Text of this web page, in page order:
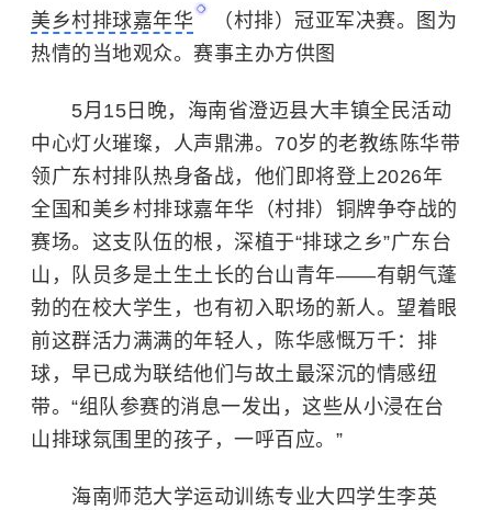
美乡村排球嘉年华
（村排）冠亚军决赛。图为
热情的当地观众。赛事主办方供图
5月15日晚，海南省澄迈县大丰镇全民活动
中心灯火璀璨，人声鼎沸。70岁的老教练陈华带
领广东村排队热身备战，他们即将登上2026年
全国和美乡村排球嘉年华（村排）铜牌争夺战的
赛场。这支队伍的根，深植于“排球之乡”广东台
山，队员多是土生土长的台山青年——有朝气蓬
勃的在校大学生，也有初入职场的新人。望着眼
前这群活力满满的年轻人，陈华感慨万千：排
球，早已成为联结他们与故土最深沉的情感纽
带。“组队参赛的消息一发出，这些从小浸在台
山排球氛围里的孩子，一呼百应。”
海南师范大学运动训练专业大四学生李英